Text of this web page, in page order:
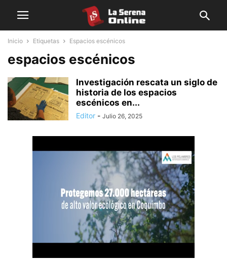
Inicio Etiquetas Espacios escénicos
espacios escénicos
Investigación rescata un siglo de
historia de los espacios
escénicos en...
Editor - Julio 26, 2025